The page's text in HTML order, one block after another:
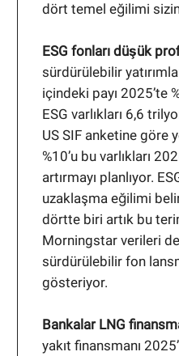
dört temel eğilimi
ESG fonları düşük
sürdürülebilir
içindeki payı 2025’te
ESG varlıkları 6,6
US SIF anketine göre
%10’u bu varlıkları
artırmayı planlıyor.
uzaklaşma eğilimi
dörtte biri artık bu
Morningstar verileri
sürdürülebilir fon
gösteriyor.
Bankalar LNG
yakıt finansmanı